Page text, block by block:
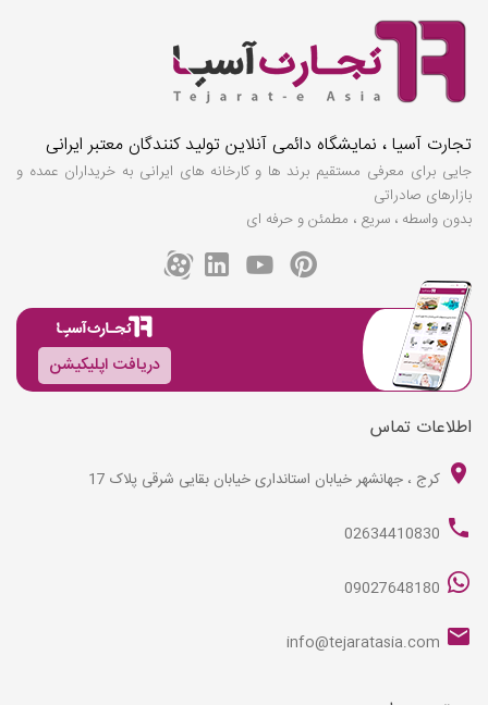
تجارت آسیا ، نمایشگاه دائمی آنلاین تولید کنندگان معتبر ایرانی
جایی برای معرفی مستقیم برند ها و کارخانه های ایرانی به خریداران عمده و
بازارهای صادراتی
بدون واسطه ، سریع ، مطمئن و حرفه ای
دریافت اپلیکیشن
اطلاعات تماس
کرج ، جهانشهر خیابان استانداری خیابان بقایی شرقی پلاک 17
02634410830
09027648180
info@tejaratasia.com